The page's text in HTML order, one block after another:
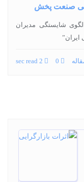
صنعت پخش
“‘ارایه الگوی شایستگی مدیران